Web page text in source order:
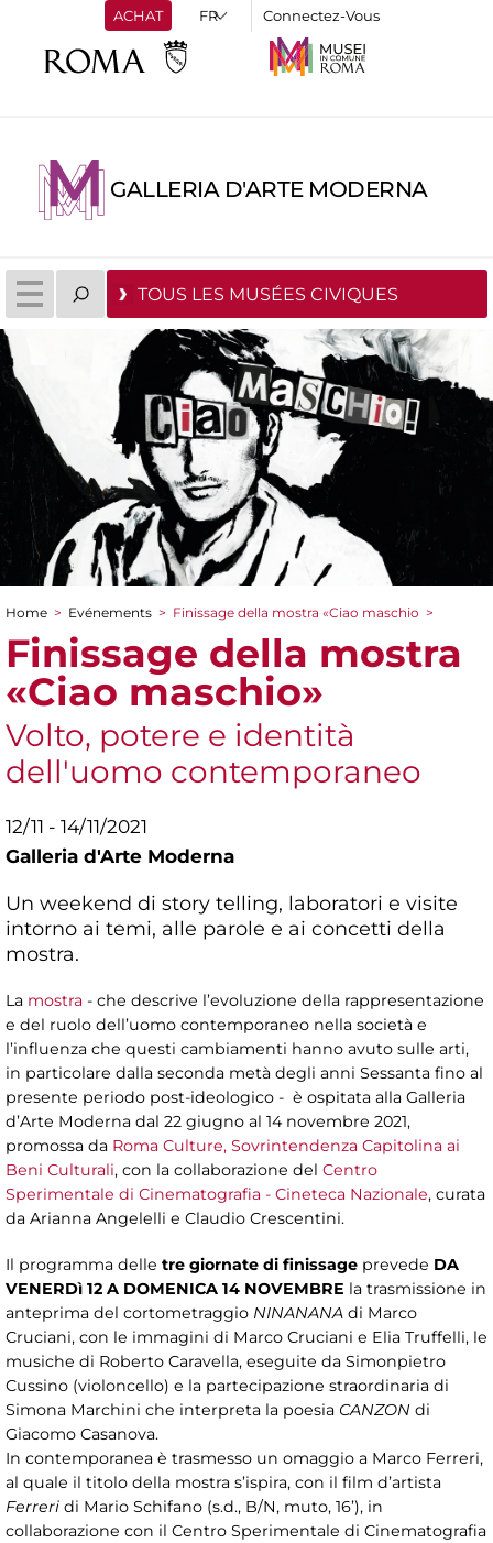
ACHAT Connectez-Vous
GALLERIA D'ARTE MODERNA
TOUS LES MUSÉES CIVIQUES
You are here
Home > Evénements > Finissage della mostra «Ciao maschio >
Finissage della mostra
«Ciao maschio»
Volto, potere e identità
dell'uomo contemporaneo
12/11 - 14/11/2021
Galleria d'Arte Moderna
Un weekend di story telling, laboratori e visite
intorno ai temi, alle parole e ai concetti della
mostra.
La mostra - che descrive l’evoluzione della rappresentazione
e del ruolo dell’uomo contemporaneo nella società e
l’influenza che questi cambiamenti hanno avuto sulle arti,
in particolare dalla seconda metà degli anni Sessanta fino al
presente periodo post-ideologico - è ospitata alla Galleria
d’Arte Moderna dal 22 giugno al 14 novembre 2021,
promossa da Roma Culture, Sovrintendenza Capitolina ai
Beni Culturali, con la collaborazione del Centro
Sperimentale di Cinematografia - Cineteca Nazionale, curata
da Arianna Angelelli e Claudio Crescentini.
Il programma delle tre giornate di finissage prevede DA
VENERDì 12 A DOMENICA 14 NOVEMBRE la trasmissione in
anteprima del cortometraggio NINANANA di Marco
Cruciani, con le immagini di Marco Cruciani e Elia Truffelli, le
musiche di Roberto Caravella, eseguite da Simonpietro
Cussino (violoncello) e la partecipazione straordinaria di
Simona Marchini che interpreta la poesia CANZON di
Giacomo Casanova.
In contemporanea è trasmesso un omaggio a Marco Ferreri,
al quale il titolo della mostra s’ispira, con il film d’artista
Ferreri di Mario Schifano (s.d., B/N, muto, 16’), in
collaborazione con il Centro Sperimentale di Cinematografia